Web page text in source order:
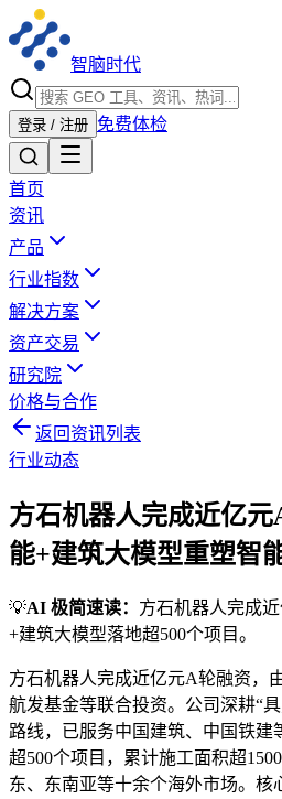
智脑时代
登录 / 注册 免费体检
首页
资讯
产品
行业指数
解决方案
资产交易
研究院
价格与合作
返回资讯列表
行业动态
方石机器人完成近亿
能+建筑大模型重塑智
💡AI 极简速读： 方石机器人完成
+建筑大模型落地超500个项目。
方石机器人完成近亿元A轮融资，
航发基金等联合投资。公司深耕“
路线，已服务中国建筑、中国铁建
超500个项目，累计施工面积超
东、东南亚等十余个海外市场。核